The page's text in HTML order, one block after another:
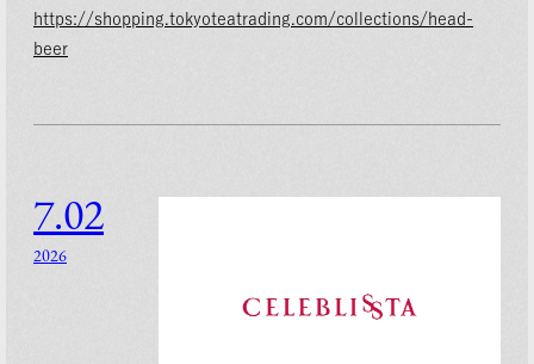
https://shopping.tokyoteatrading.com/collections/head-
beer
7.02
2026